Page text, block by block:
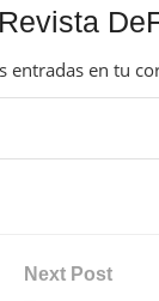
entradas en tu
Next Post